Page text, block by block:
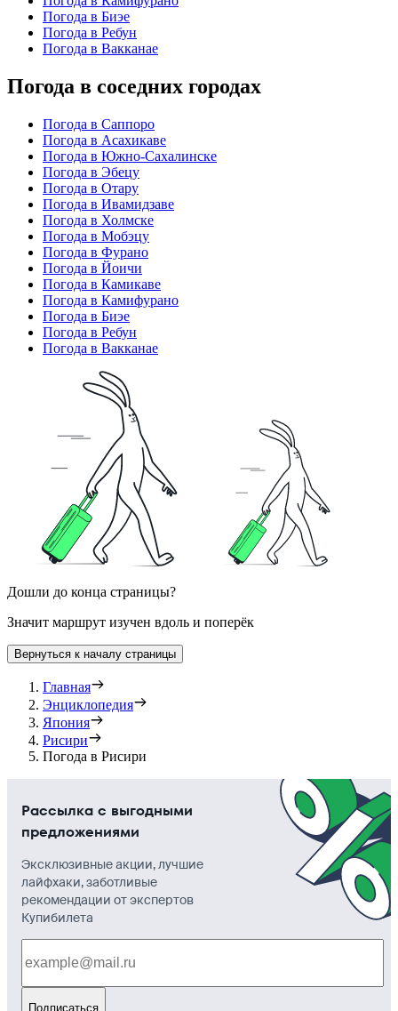
Погода в Биэе
Погода в Ребун
Погода в Вакканае
Погода в соседних городах
Погода в Саппоро
Погода в Асахикаве
Погода в Южно-Сахалинске
Погода в Эбецу
Погода в Отару
Погода в Ивамидзаве
Погода в Холмске
Погода в Мобэцу
Погода в Фурано
Погода в Йоичи
Погода в Камикаве
Погода в Камифурано
Погода в Биэе
Погода в Ребун
Погода в Вакканае
Дошли до конца страницы?
Значит маршрут изучен вдоль и поперёк
Вернуться к началу страницы
Главная
Энциклопедия
Япония
Рисири
Погода в Рисири
Рассылка с выгодными
предложениями
Эксклюзивные акции, лучшие
лайфхаки, заботливые
рекомендации от экспертов
Купибилета
Подписаться